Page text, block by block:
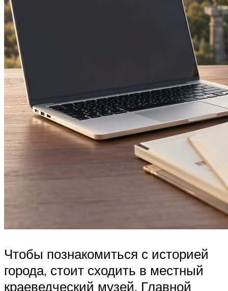
Чтобы познакомиться с историей
города, стоит сходить в местный
краеведческий музей. Главной